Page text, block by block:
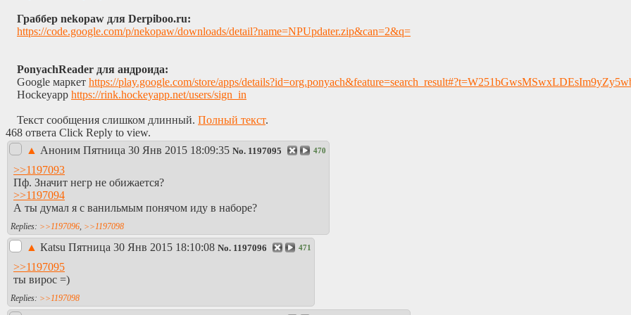
Граббер nekopaw для Derpiboo.ru:
https://code.google.com/p/nekopaw/downloads/detail?name=NPUpdater.zip&can=2&q=
PonyachReader для андроида:
Google маркет https://play.google.com/store/apps/
Hockeyapp https://rink.hockeyapp.net/users/sign_in
Текст сообщения слишком длинный. Полный текст.
468 ответа Click Reply to view.
▲ Аноним Пятница 30 Янв 2015 18:09:35 No. 1197095 470
>>1197093
Пф. Значит негр не обижается?
>>1197094
А ты думал я с ванильмым понячом иду в наборе?
>>1197096 >>1197098
▲ Каtsu Пятница 30 Янв 2015 18:10:08 No. 1197096 471
>>1197095
ты вирос =)
>>1197098